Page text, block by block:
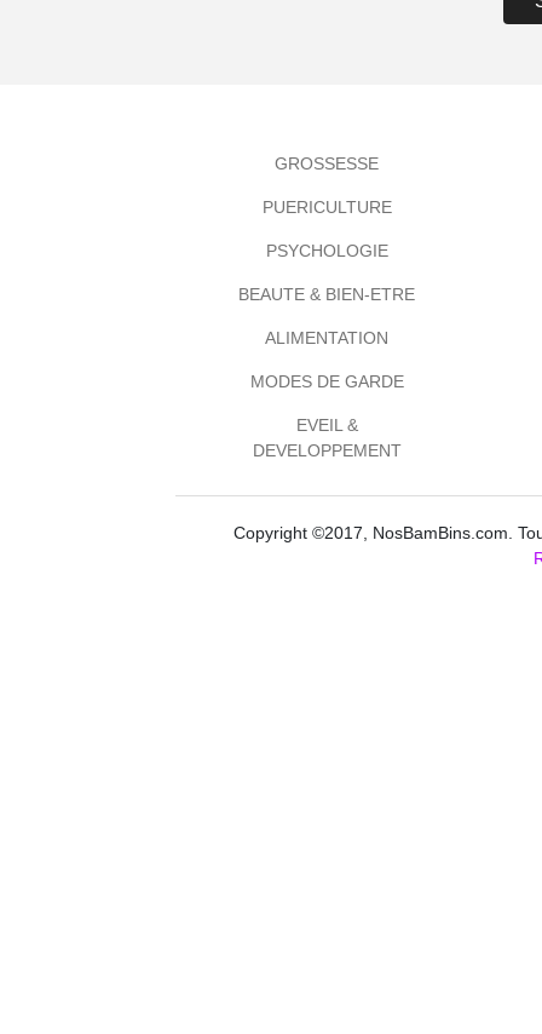
GROSSESSE
PUERICULTURE
PSYCHOLOGIE
BEAUTE & BIEN-ETRE
ALIMENTATION
MODES DE GARDE
EVEIL &
DEVELOPPEMENT
Copyright ©2017, NosBamBins.com.